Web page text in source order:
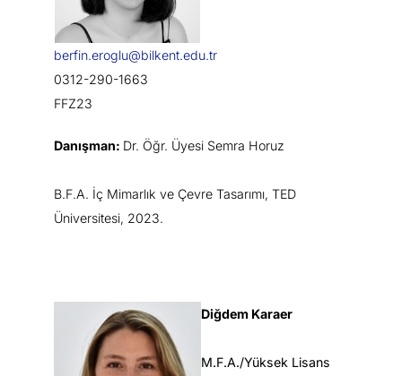
berfin.eroglu@bilkent.edu.tr
0312-290-1663
FFZ23
Danışman: Dr. Öğr. Üyesi Semra Horuz
B.F.A. İç Mimarlık ve Çevre Tasarımı, TED
Üniversitesi, 2023.
Diğdem Karaer
M.F.A./Yüksek Lisans